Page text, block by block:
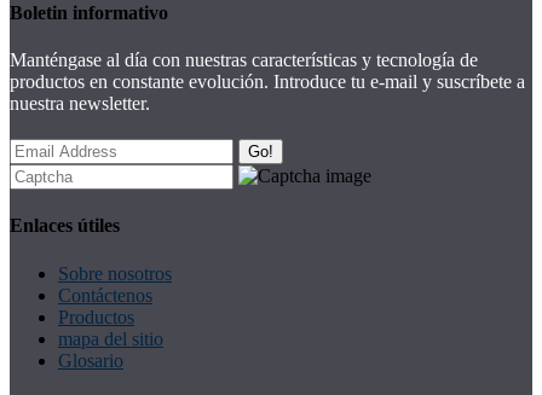
Boletin informativo
Manténgase al día con nuestras características y tecnología de
productos en constante evolución. Introduce tu e-mail y suscríbete a
nuestra newsletter.
Go!
Enlaces útiles
Sobre nosotros
Contáctenos
Productos
mapa del sitio
Glosario